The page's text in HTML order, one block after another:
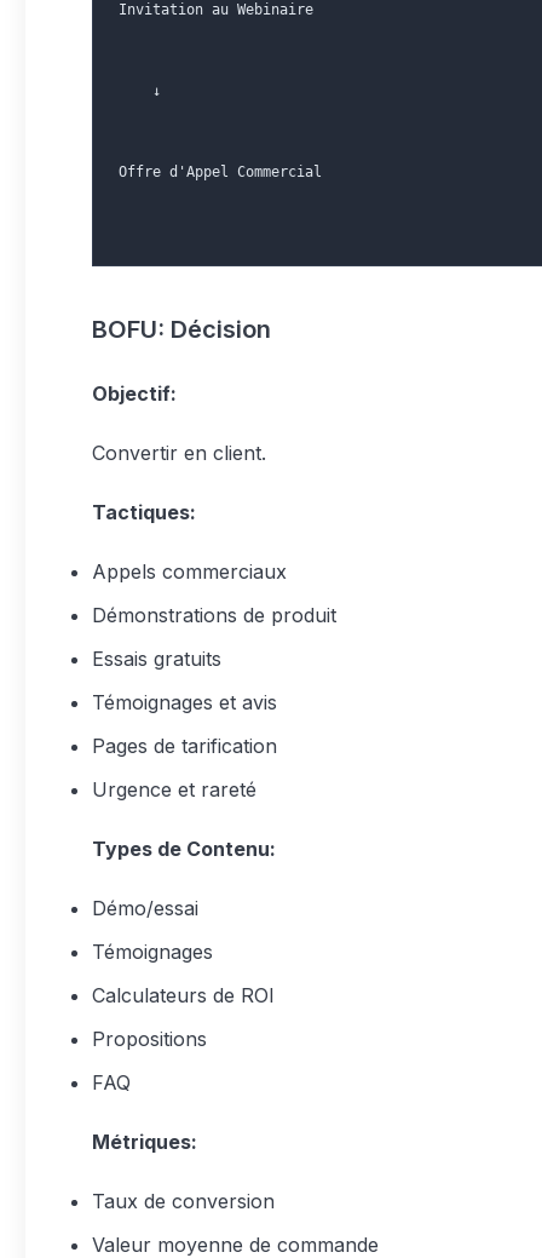
Invitation au Webinaire
    ↓
Offre d'Appel Commercial
BOFU: Décision
Objectif:
Convertir en client.
Tactiques:
Appels commerciaux
Démonstrations de produit
Essais gratuits
Témoignages et avis
Pages de tarification
Urgence et rareté
Types de Contenu:
Démo/essai
Témoignages
Calculateurs de ROI
Propositions
FAQ
Métriques:
Taux de conversion
Valeur moyenne de commande